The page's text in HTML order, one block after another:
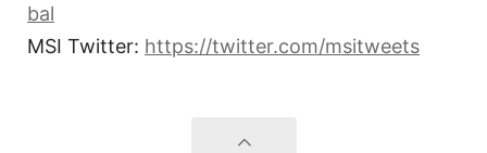
bal
MSI Twitter: https://twitter.com/msitweets